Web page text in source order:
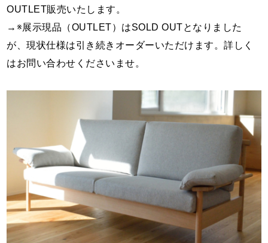
OUTLET販売いたします。
→※展示現品（OUTLET）はSOLD OUTとなりました
が、現状仕様は引き続きオーダーいただけます。詳しく
はお問い合わせくださいませ。